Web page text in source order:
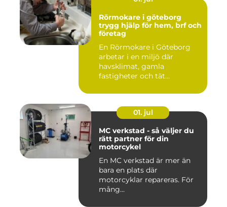
Rörmokare i göteborg
trygg hjälp för hem, brf och
företag
En Rörmokare i Göteborg
arbetar i en miljö där
havsklimat, gamla
fastigheter och tät
01. jul
MC verkstad - så väljer du
rätt partner för din
motorcykel
En MC verkstad är mer än
bara en plats där
motorcyklar repareras. För
mång...